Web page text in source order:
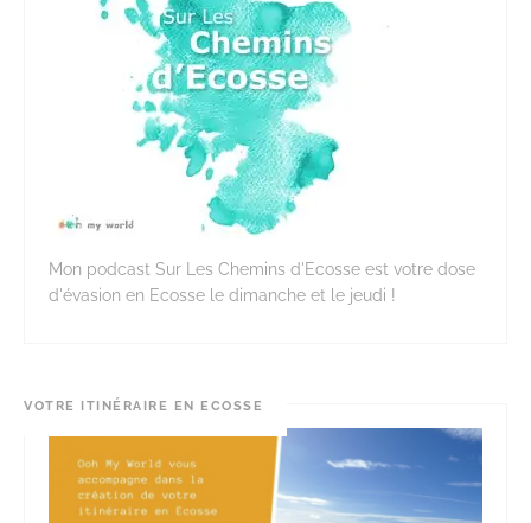
Mon podcast Sur Les Chemins d'Ecosse est votre dose
d'évasion en Ecosse le dimanche et le jeudi !
VOTRE ITINÉRAIRE EN ECOSSE